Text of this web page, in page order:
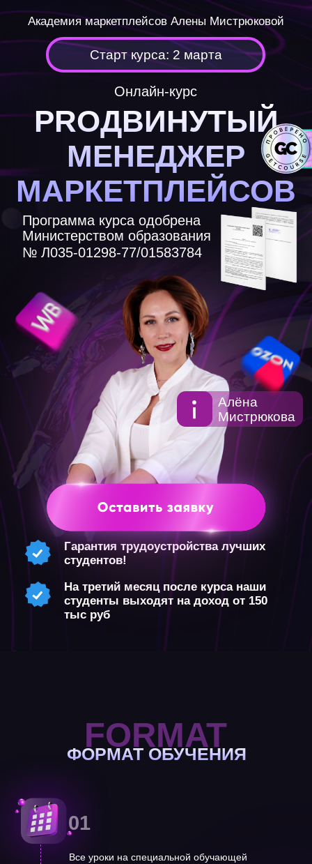
Онлайн-курс
Программа курса одобрена
Министерством образования
Гарантия трудоустройства лучших
студентов!
На третий месяц
после курса наши
студенты выходят на доход от 150
тыс руб
PROДВИНУТЫЙ
МЕНЕДЖЕР
МАРКЕТПЛЕЙСОВ
Алёна
Мистрюкова
Академия маркетплейсов Алены Мистрюковой
Старт курса: 2 марта
№ Л035-01298-77/01583784
Все уроки на специальной обучающей
платформе открываются по расписанию
Выполняете задания сразу же на практике в
Получаете обратную связь от опытных
кураторов в течение дня
01
04
FORMAT
ФОРМАТ ОБУЧЕНИЯ